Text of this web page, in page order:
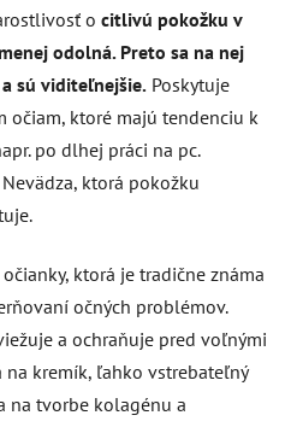
o citlivú pokožku v
odolná. Preto sa na nej
sú viditeľnejšie. Poskytuje
očiam, ktoré majú tendenciu k
po dlhej práci na pc.
ktorá pokožku
ktorá je tradične známa
očných problémov.
a ochraňuje pred voľnými
na kremík, ľahko vstrebateľný
na tvorbe kolagénu a